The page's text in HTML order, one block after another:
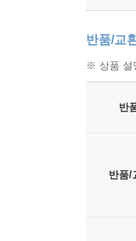
반품/교
※ 상품 설
반
반품/